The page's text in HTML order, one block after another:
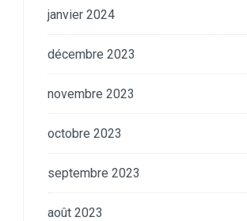
janvier 2024
décembre 2023
novembre 2023
octobre 2023
septembre 2023
août 2023